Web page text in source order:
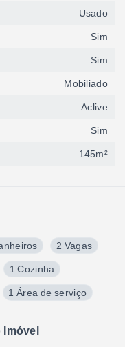
2 Vagas
1 Cozinha
1 Área de serviço
Usado
Sim
Sim
Mobiliado
Aclive
Sim
145m²